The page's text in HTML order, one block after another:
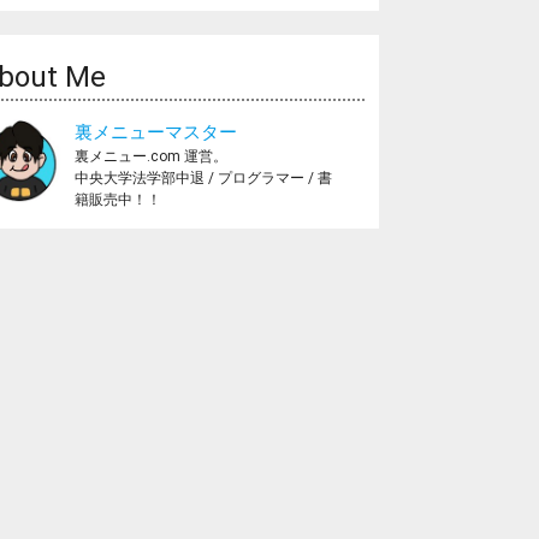
Me
裏メニューマスター
裏メニュー.com 運営。
中央大学法学部中退 / プログラマー / 書
籍販売中！！